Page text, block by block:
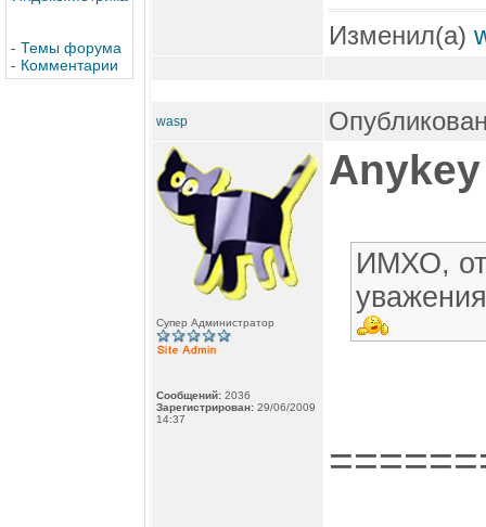
- Темы форума
- Комментарии
Изменил(а)
wasp
Супер Администратор
Сообщений: 2036
Зарегистрирован: 29/06/2009
14:37
Anykey
ИМХО,